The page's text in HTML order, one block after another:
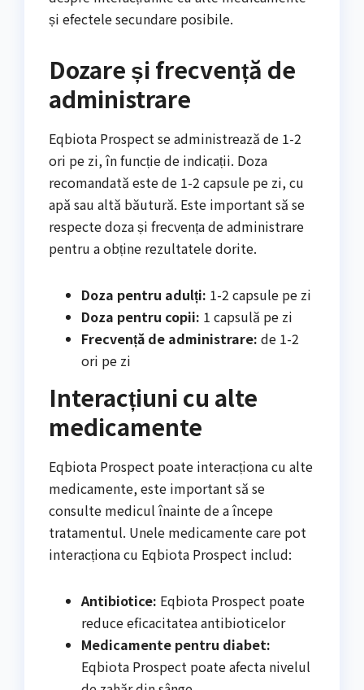
și efectele secundare posibile.
Dozare și frecvență de
administrare
Eqbiota Prospect se administrează de 1-2
ori pe zi, în funcție de indicații. Doza
recomandată este de 1-2 capsule pe zi, cu
apă sau altă băutură. Este important să se
respecte doza și frecvența de administrare
pentru a obține rezultatele dorite.
Doza pentru adulți: 1-2 capsule pe zi
Doza pentru copii: 1 capsulă pe zi
Frecvență de administrare: de 1-2
ori pe zi
Interacțiuni cu alte
medicamente
Eqbiota Prospect poate interacționa cu alte
medicamente, este important să se
consulte medicul înainte de a începe
tratamentul. Unele medicamente care pot
interacționa cu Eqbiota Prospect includ:
Antibiotice: Eqbiota Prospect poate
reduce eficacitatea antibioticelor
Medicamente pentru diabet:
Eqbiota Prospect poate afecta nivelul